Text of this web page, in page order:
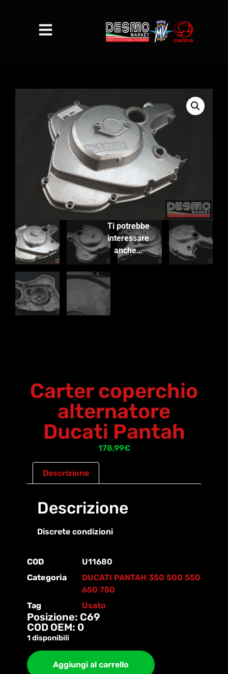
Carter coperchio
alternatore
Ducati Pantah
178,99€
Descrizione
Descrizione
Discrete condizioni
COD
U11680
Categoria
DUCATI PANTAH 350 500 550
650 750
Tag
Usato
Posizione: C69
COD OEM: 0
1 disponibili
Aggiungi al carrello
Ti potrebbe
interessare
anche…